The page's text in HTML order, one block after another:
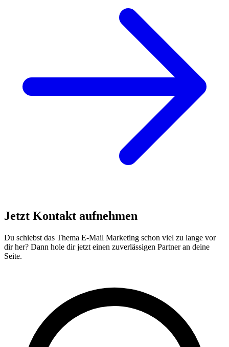
Jetzt Kontakt aufnehmen
Du schiebst das Thema E-Mail Marketing schon viel zu lange vor
dir her? Dann hole dir jetzt einen zuverlässigen Partner an deine
Seite.